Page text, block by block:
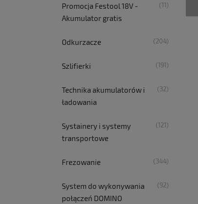
Promocja Festool 18V -
Akumulator gratis
(11)
Odkurzacze (204)
Szlifierki (191)
Technika akumulatorów i
ładowania
(32)
Systainery i systemy
transportowe
(121)
Frezowanie (344)
System do wykonywania
połączeń DOMINO
(92)